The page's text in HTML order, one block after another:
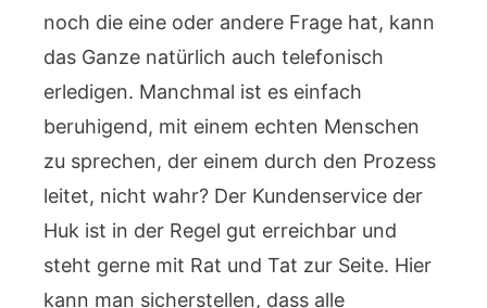
noch die eine oder andere Frage hat, kann
das Ganze natürlich auch telefonisch
erledigen. Manchmal ist es einfach
beruhigend, mit einem echten Menschen
zu sprechen, der einem durch den Prozess
leitet, nicht wahr? Der Kundenservice der
Huk ist in der Regel gut erreichbar und
steht gerne mit Rat und Tat zur Seite. Hier
kann man sicherstellen, dass alle